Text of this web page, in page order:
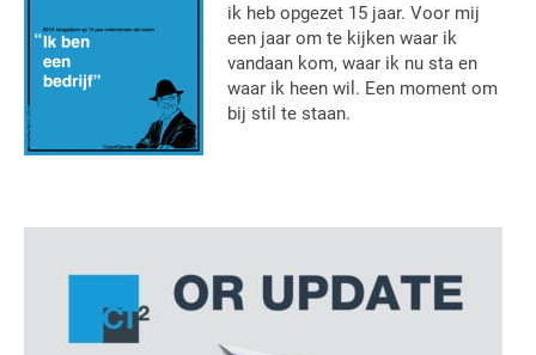
ik heb opgezet 15 jaar. Voor mij
een jaar om te kijken waar ik
vandaan kom, waar ik nu sta en
waar ik heen wil. Een moment om
bij stil te staan.
Sidebar